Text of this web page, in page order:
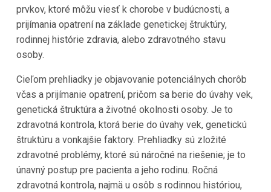
prvkov, ktoré môžu viesť k chorobe v budúcnosti, a
prijímania opatrení na základe genetickej štruktúry,
rodinnej histórie zdravia, alebo zdravotného stavu
osoby.
Cieľom prehliadky je objavovanie potenciálnych chorôb
včas a prijímanie opatrení, pričom sa berie do úvahy vek,
genetická štruktúra a životné okolnosti osoby. Je to
zdravotná kontrola, ktorá berie do úvahy vek, genetickú
štruktúru a vonkajšie faktory. Prehliadky sú zložité
zdravotné problémy, ktoré sú náročné na riešenie; je to
únavný postup pre pacienta a jeho rodinu. Ročná
zdravotná kontrola, najmä u osôb s rodinnou históriou,